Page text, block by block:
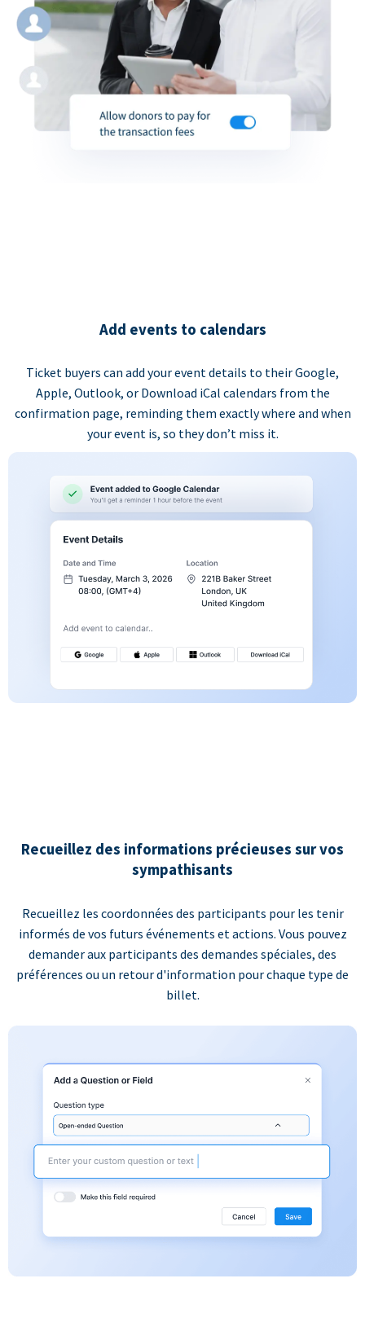
Add events to calendars
Ticket buyers can add your event details to their Google,
Apple, Outlook, or Download iCal calendars from the
confirmation page, reminding them exactly where and when
your event is, so they don’t miss it.
Recueillez des informations précieuses sur vos
sympathisants
Recueillez les coordonnées des participants pour les tenir
informés de vos futurs événements et actions. Vous pouvez
demander aux participants des demandes spéciales, des
préférences ou un retour d'information pour chaque type de
billet.